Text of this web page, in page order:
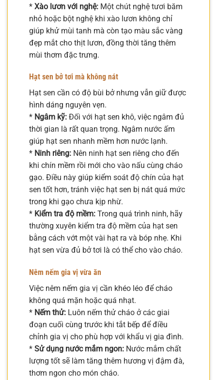
* Xào lươn với nghệ: Một chút nghệ tươi băm
nhỏ hoặc bột nghệ khi xào lươn không chỉ
giúp khử mùi tanh mà còn tạo màu sắc vàng
đẹp mắt cho thịt lươn, đồng thời tăng thêm
mùi thơm đặc trưng.
Hạt sen bở tơi mà không nát
Hạt sen cần có độ bùi bở nhưng vẫn giữ được
hình dáng nguyên vẹn.
* Ngâm kỹ: Đối với hạt sen khô, việc ngâm đủ
thời gian là rất quan trọng. Ngâm nước ấm
giúp hạt sen nhanh mềm hơn nước lạnh.
* Ninh riêng: Nên ninh hạt sen riêng cho đến
khi chín mềm rồi mới cho vào nấu cùng cháo
gạo. Điều này giúp kiểm soát độ chín của hạt
sen tốt hơn, tránh việc hạt sen bị nát quá mức
trong khi gạo chưa kịp nhừ.
* Kiểm tra độ mềm: Trong quá trình ninh, hãy
thường xuyên kiểm tra độ mềm của hạt sen
bằng cách vớt một vài hạt ra và bóp nhẹ. Khi
hạt sen vừa đủ bở tơi là có thể cho vào cháo.
Nêm nếm gia vị vừa ăn
Việc nêm nếm gia vị cần khéo léo để cháo
không quá mặn hoặc quá nhạt.
* Nếm thử: Luôn nếm thử cháo ở các giai
đoạn cuối cùng trước khi tắt bếp để điều
chỉnh gia vị cho phù hợp với khẩu vị gia đình.
* Sử dụng nước mắm ngon: Nước mắm chất
lượng tốt sẽ làm tăng thêm hương vị đậm đà,
thơm ngon cho món cháo.